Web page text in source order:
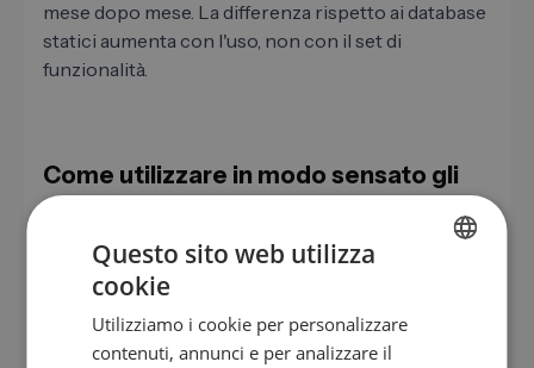
mese dopo mese. La differenza rispetto ai database
statici aumenta con l'uso, non con il set di
funzionalità.
Come utilizzare in modo sensato gli
agenti AI nelle vendite B2B
Un percorso pragmatico di introduzione per gli
agenti AI consiste di quattro passaggi. Non tutti
devono arrivare fino in fondo, ma il caos ne deriva
senza ordine.
EN
Questo sito web utilizza
cookie
Utilizziamo i cookie per personalizzare
contenuti, annunci e per analizzare il